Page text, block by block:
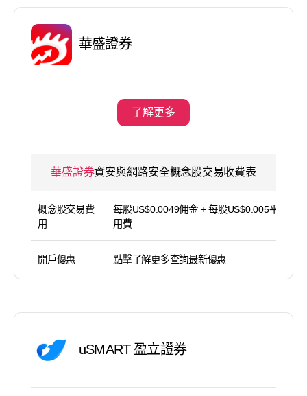
華盛證券
了解更多
華盛證券資安與網路安全概念股交易收費表
概念股交易費
用
每股US$0.0049佣金 + 每股US$0.005平台使
用費
開戶優惠 點擊了解更多查詢最新優惠
uSMART 盈立證券